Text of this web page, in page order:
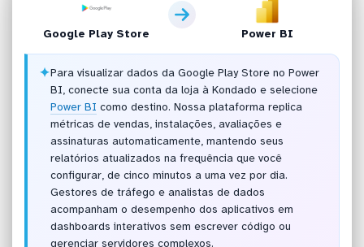
Google Play Store Power BI
✦Para visualizar dados da Google Play Store no Power
BI, conecte sua conta da loja à Kondado e selecione
Power BI como destino. Nossa plataforma replica
métricas de vendas, instalações, avaliações e
assinaturas automaticamente, mantendo seus
relatórios atualizados na frequência que você
configurar, de cinco minutos a uma vez por dia.
Gestores de tráfego e analistas de dados
acompanham o desempenho dos aplicativos em
dashboards interativos sem escrever código ou
gerenciar servidores complexos.